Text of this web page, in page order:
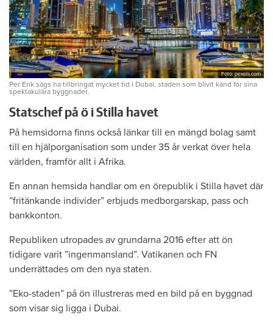
Foto: pexels.com
Per Erik sägs ha tillbringat mycket tid i Dubai, staden som blivit känd för sina
spektakulära byggnader.
Statschef på ö i Stilla havet
På hemsidorna finns också länkar till en mängd bolag samt
till en hjälporganisation som under 35 år verkat över hela
världen, framför allt i Afrika.
En annan hemsida handlar om en örepublik i Stilla havet där
”fritänkande individer” erbjuds medborgarskap, pass och
bankkonton.
Republiken utropades av grundarna 2016 efter att ön
tidigare varit ”ingenmansland”. Vatikanen och FN
underrättades om den nya staten.
”Eko-staden” på ön illustreras med en bild på en byggnad
som visar sig ligga i Dubai.